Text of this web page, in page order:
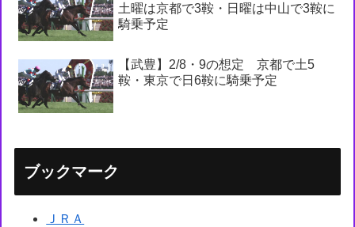
土曜は京都で3鞍・日曜は中山で3鞍に
騎乗予定
【武豊】2/8・9の想定 京都で土5
鞍・東京で日6鞍に騎乗予定
ブックマーク
ＪＲＡ